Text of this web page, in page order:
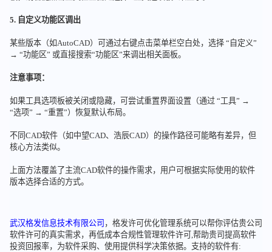
5. 自定义功能区调出
某些版本（如AutoCAD）可通过右键点击菜单栏空白处，选择 “自定义”
→ “功能区” 或直接搜索“功能区”来调出相关面板。
注意事项：
如果工具选项板被关闭或隐藏，可尝试重置界面设置（通过 “工具” →
“选项” → “重置”）恢复默认布局。
不同CAD软件（如中望CAD、浩辰CAD）的操作路径可能略有差异，但
核心方法类似。
上面方法覆盖了主流CAD软件的操作需求，用户可根据实际使用的软件
版本选择合适的方式。
武汉格发信息技术有限公司 ，格发许可优化管理系统可以帮你评估贵公司
软件许可的真实需求，再低成本合规性管理软件许可,帮助贵司提高软件
投资回报率，为软件采购、使用提供科学决策依据。支持的软件有: